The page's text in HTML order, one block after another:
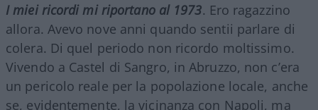
I miei ricordi mi riportano al 1973. Ero ragazzino
allora. Avevo nove anni quando sentii parlare di
colera. Di quel periodo non ricordo moltissimo.
Vivendo a Castel di Sangro, in Abruzzo, non c’era
un pericolo reale per la popolazione locale, anche
se, evidentemente, la vicinanza con Napoli, ma